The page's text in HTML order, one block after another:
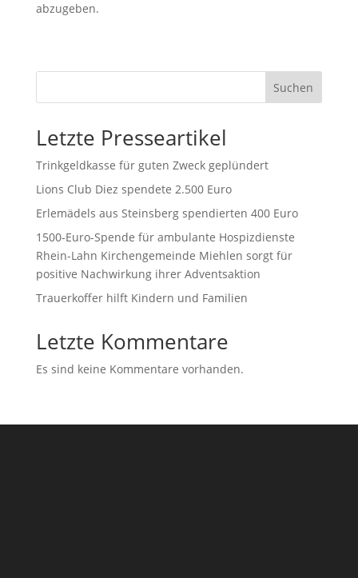
abzugeben.
Suchen
Letzte Presseartikel
Trinkgeldkasse für guten Zweck geplündert
Lions Club Diez spendete 2.500 Euro
Erlemädels aus Steinsberg spendierten 400 Euro
1500-Euro-Spende für ambulante Hospizdienste
Rhein-Lahn Kirchengemeinde Miehlen sorgt für
positive Nachwirkung ihrer Adventsaktion
Trauerkoffer hilft Kindern und Familien
Letzte Kommentare
Es sind keine Kommentare vorhanden.